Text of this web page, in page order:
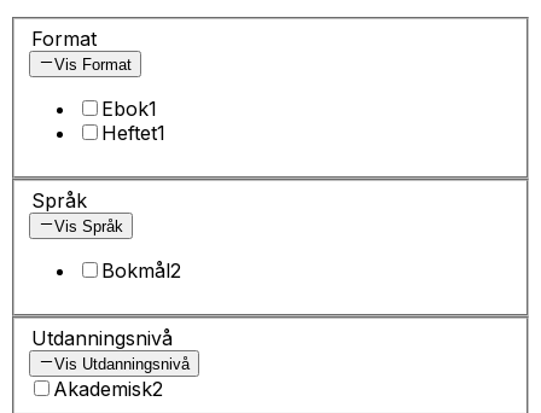
Format
Vis Format
Ebok1
Heftet1
Språk
Vis Språk
Bokmål2
Utdanningsnivå
Vis Utdanningsnivå
Akademisk2